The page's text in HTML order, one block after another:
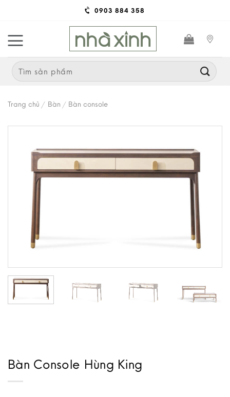
content
0903 884 358
Search
for:
Trang chủ / Bàn / Bàn console
Bàn Console Hùng King